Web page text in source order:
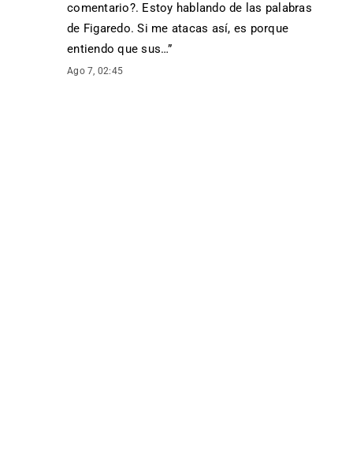
comentario?. Estoy hablando de las palabras
de Figaredo. Si me atacas así, es porque
entiendo que sus…”
Ago 7, 02:45